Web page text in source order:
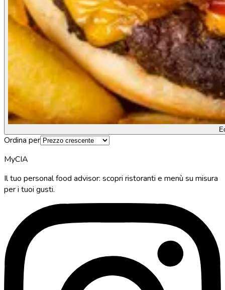
Ordina per
MyCIA
Il tuo personal food advisor: scopri ristoranti e menù su misura
per i tuoi gusti.